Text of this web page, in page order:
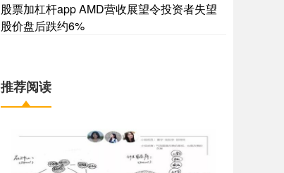
股票加杠杆app AMD营收展望令投资者失望
股价盘后跌约6%
推荐阅读